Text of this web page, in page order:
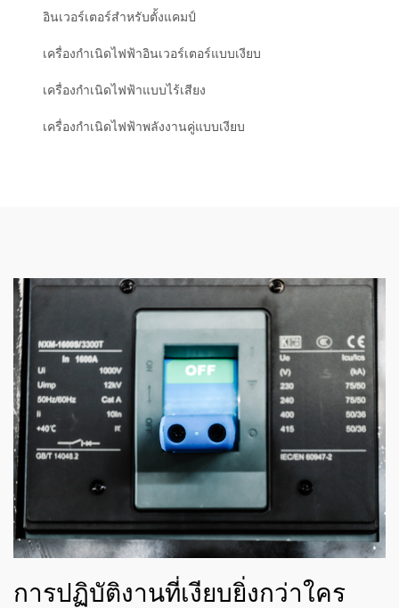
อินเวอร์เตอร์สำหรับตั้งแคมป์
เครื่องกำเนิดไฟฟ้าอินเวอร์เตอร์แบบเงียบ
เครื่องกำเนิดไฟฟ้าแบบไร้เสียง
เครื่องกำเนิดไฟฟ้าพลังงานคู่แบบเงียบ
การปฏิบัติงานที่เงียบยิ่งกว่าใคร